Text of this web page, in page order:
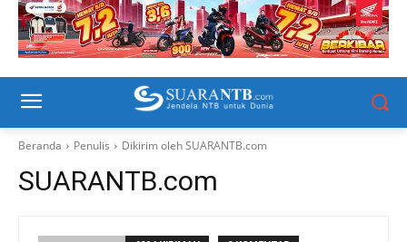
Beranda Penulis Dikirim oleh SUARANTB.com
SUARANTB.com